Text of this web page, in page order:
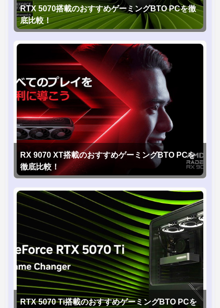
RTX 5070搭載のおすすめゲーミングBTO PCを徹
底比較！
RX 9070 XT搭載のおすすめゲーミングBTO PCを
徹底比較！
RTX 5070 Ti搭載のおすすめゲーミングBTO PCを